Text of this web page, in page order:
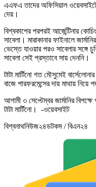
এএফএ তাদের অফিসিয়াল ওয়েবসাইটে
দেয়।
বিশ্বকাপের পরপরই আর্জেন্টিনার
সাবেলা। মারাকানার ফাইনালে
ভেস্তে যাওয়ার পরও সাবেলার সঙ্গে
সাবেলা সেই প্রস্তাবে সায় দেননি।
টাটা মার্টিনো গত মৌসুমেই
বাজে পারফরমেন্সের দায় মাথায় নিয়ে
আগামী ৩ সেপ্টেম্বর জার্মানির
টাটা মার্টিনো। -ওয়েবসাইট
বিশ্বনাথনিউজ২৪ডটকম / বিএন২৪